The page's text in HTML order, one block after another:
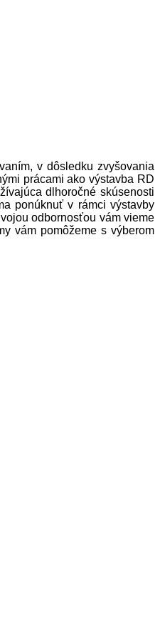
v dôsledku zvyšovania
prácami ako výstavba RD
dlhoročné skúsenosti
ponúknuť v rámci výstavby
odbornosťou vám vieme
vám pomôžeme s výberom